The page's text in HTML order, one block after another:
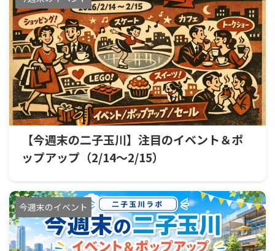
【今週末の二子玉川】注目のイベント＆ポ
ップアップ（2/14〜2/15）
今週末のイベント